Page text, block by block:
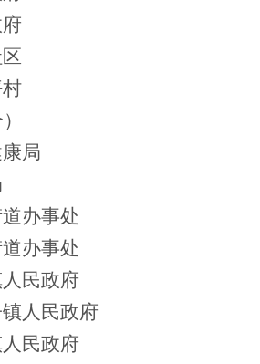
局
办事处
办事处
民政府
人民政府
民政府